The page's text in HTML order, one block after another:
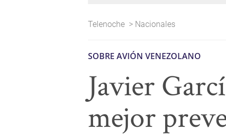
Telenoche > Nacionales
SOBRE AVIÓN VENEZOLANO
Javier
mejor